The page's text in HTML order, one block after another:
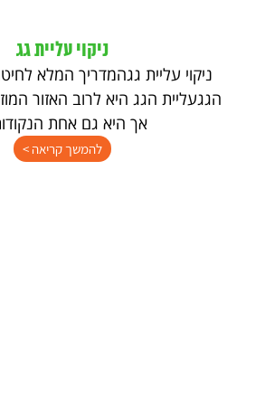
ניקוי עליית גג
ניקוי עליית גגהמדריך המלא
הגגעליית הגג היא לרוב האזור
אך היא גם אחת
להמשך קריאה >